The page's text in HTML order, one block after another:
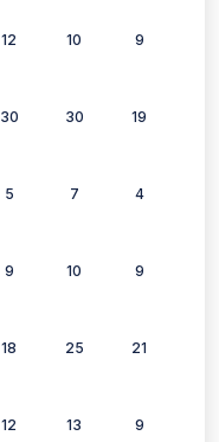
12 10 9
30 30 19
5 7 4
9 10 9
18 25 21
12 13 9